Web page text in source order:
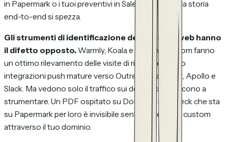
in Papermark o i tuoi preventivi in Salesforce CPQ, la storia
end-to-end si spezza.
Gli strumenti di identificazione dei visitatori web hanno
il difetto opposto. Warmly, Koala e Common Room fanno
un ottimo rilevamento delle visite di ritorno e hanno
integrazioni push mature verso Outreach, Salesloft, Apollo e
Slack. Ma vedono solo il traffico sui domini che riescono a
strumentare. Un PDF ospitato su DocSend o un deck che sta
su Papermark per loro è invisibile senza un redirect custom
attraverso il tuo dominio.